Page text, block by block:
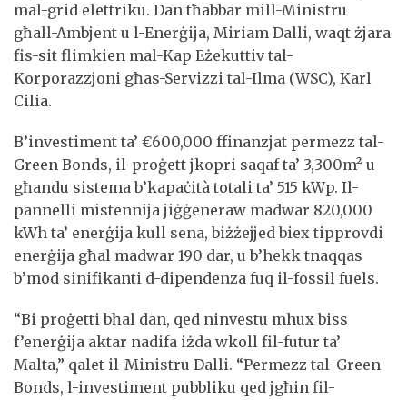
mal-grid elettriku. Dan tħabbar mill-Ministru
għall-Ambjent u l-Enerġija, Miriam Dalli, waqt żjara
fis-sit flimkien mal-Kap Eżekuttiv tal-
Korporazzjoni għas-Servizzi tal-Ilma (WSC), Karl
Cilia.
B’investiment ta’ €600,000 ffinanzjat permezz tal-
Green Bonds, il-proġett jkopri saqaf ta’ 3,300m² u
għandu sistema b’kapaċità totali ta’ 515 kWp. Il-
pannelli mistennija jiġġeneraw madwar 820,000
kWh ta’ enerġija kull sena, biżżejjed biex tipprovdi
enerġija għal madwar 190 dar, u b’hekk tnaqqas
b’mod sinifikanti d-dipendenza fuq il-fossil fuels.
“Bi proġetti bħal dan, qed ninvestu mhux biss
f’enerġija aktar nadifa iżda wkoll fil-futur ta’
Malta,” qalet il-Ministru Dalli. “Permezz tal-Green
Bonds, l-investiment pubbliku qed jgħin fil-